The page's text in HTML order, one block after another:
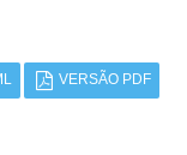
VERSÃO PDF